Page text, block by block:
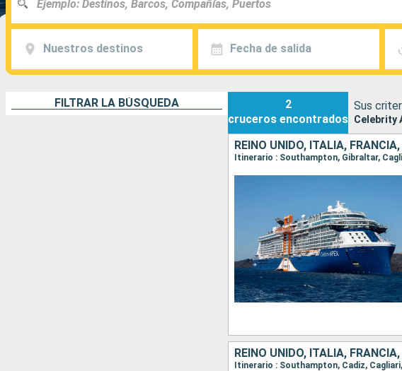
Nuestros destinos Fecha de salida
FILTRAR LA BÚSQUEDA
2
cruceros encontrados
Sus
Celebrity
REINO UNIDO, ITALIA,
REINO UNIDO, ITALIA,